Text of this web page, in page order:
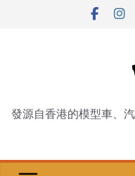
發源自香港的模型車、